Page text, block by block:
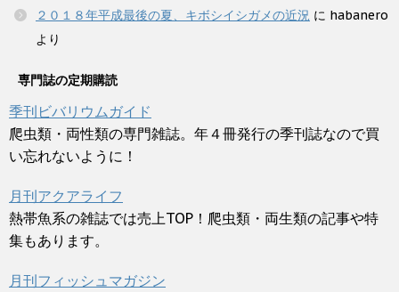
２０１８年平成最後の夏、キボシイシガメの近況 に habanero
より
専門誌の定期購読
季刊ビバリウムガイド
爬虫類・両性類の専門雑誌。年４冊発行の季刊誌なので買
い忘れないように！
月刊アクアライフ
熱帯魚系の雑誌では売上TOP！爬虫類・両生類の記事や特
集もあります。
月刊フィッシュマガジン